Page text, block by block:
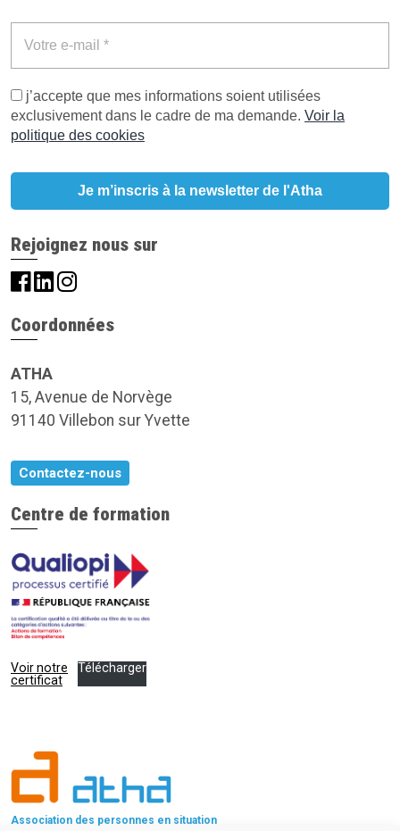
exclusivement dans le cadre de ma demande. Voir la
politique des cookies
Rejoignez nous sur
Coordonnées
ATHA
15, Avenue de Norvège
91140 Villebon sur Yvette
Contactez-nous
Centre de formation
Voir notre
certificat
Télécharger
Association des personnes en situation